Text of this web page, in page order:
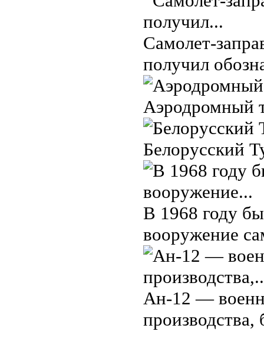
Самолет-
получил
Аэродромный
Белорусский
В 1968 году
вооружение
Ан-12 —